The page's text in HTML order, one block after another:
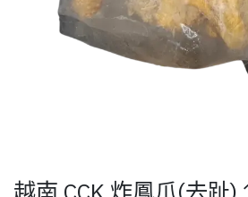
越南 CCK 炸鳳爪(去趾)